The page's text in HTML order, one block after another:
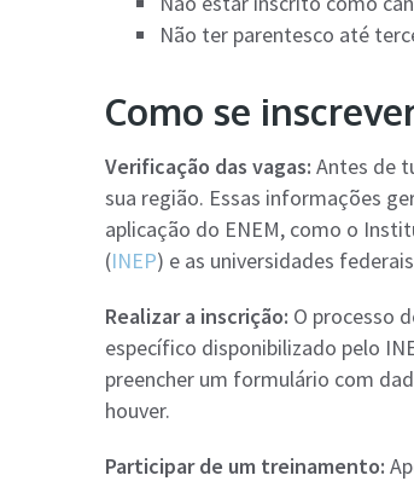
Não ter parentesco até
Como se
Verificação das vagas: Antes de
sua região. Essas informações
aplicação do ENEM, como o
(INEP) e as universidades
Realizar a inscrição: O processo
específico disponibilizado pelo
preencher um formulário com
houver.
Participar de um treinamento: